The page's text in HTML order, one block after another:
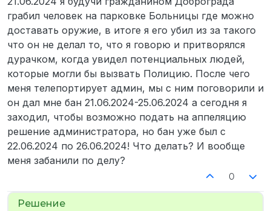
грабил человек на парковке Больницы где можно
доставать оружие, в итоге я его убил из за такого
что он не делал то, что я говорю и притворялся
дурачком, когда увидел потенциальных людей,
которые могли бы вызвать Полицию. После чего
меня телепортирует админ, мы с ним поговорили и
он дал мне бан 21.06.2024-25.06.2024 а сегодня я
заходил, чтобы возможно подать на аппеляцию
решение администратора, но бан уже был с
22.06.2024 по 26.06.2024! Что делать? И вообще
меня забанили по делу?
0